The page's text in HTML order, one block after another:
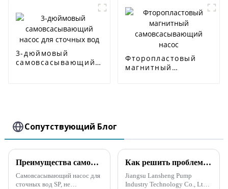
3-дюймовый
самовсасывающий
Фторопластовый
магнитный
Сопутствующий Блог
Преимущества самовсасывающего канализационного насоса серии SP
Самовсасывающий насос для
сточных вод SP, не
Как решить проблему выбора высокого напора для самовсасывающего канализационного насоса
Jiangsu Lansheng Pump
Industry Technology Co., Ltd.,